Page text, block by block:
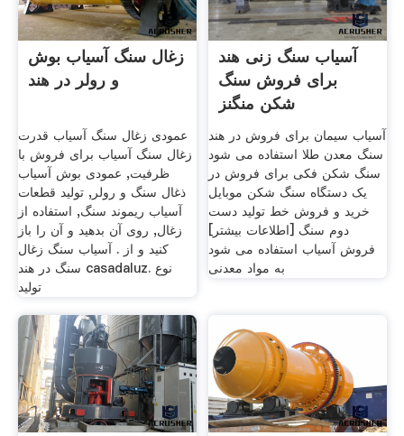
زغال سنگ آسیاب بوش
و رولر در هند
عمودی زغال سنگ آسیاب قدرت
زغال سنگ آسیاب برای فروش با
ظرفیت, عمودی بوش آسیاب
ذغال سنگ و رولر, تولید قطعات
آسیاب ریموند سنگ, استفاده از
زغال, روى آن بدهيد و آن را باز
كنيد و از . آسیاب سنگ زغال
سنگ در هند casadaluz. نوع
تولید
آسیاب سنگ زنی هند
برای فروش سنگ
شکن منگنز
آسیاب سیمان برای فروش در هند
سنگ معدن طلا استفاده می شود
سنگ شکن فکی برای فروش در
یک دستگاه سنگ شکن موبایل
خرید و فروش خط تولید دست
دوم سنگ [اطلاعات بیشتر]
فروش آسیاب استفاده می شود
به مواد معدنی